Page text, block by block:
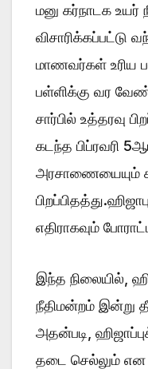
மனு கர்நாடக உயர்
விசாரிக்கப்பட்டு
மாணவர்கள் உரிய
பள்ளிக்கு வர
சார்பில் உத்தரவு
கடந்த பிப்ரவரி
அரசாணையையும்
எதிராகவும்
இந்த நிலையில்,
நீதிமன்றம் இன்று
அதன்படி,
தடை செல்லும் என